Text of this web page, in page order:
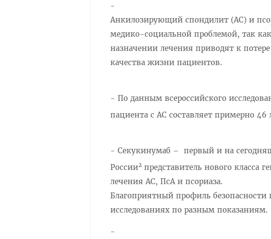
-
Анкилозирующий спондилит (АС) и
медико-социальной проблемой, так
назначении лечения приводят к
качества жизни пациентов.
- По данным всероссийского
пациента с АС составляет примерно 46
- Секукинумаб –
первый и на
России2 представитель нового класса
лечения АС, ПсА и псориаза.
Благоприятный профиль безопасности
исследованиях по разным показаниям.
-